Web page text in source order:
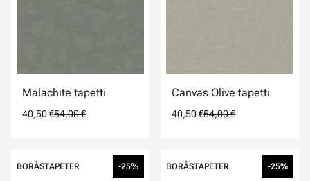
Malachite tapetti
40,50 €54,00 €
Canvas Olive tapetti
40,50 €54,00 €
BORÅSTAPETER -25% BORÅSTAPETER -25%